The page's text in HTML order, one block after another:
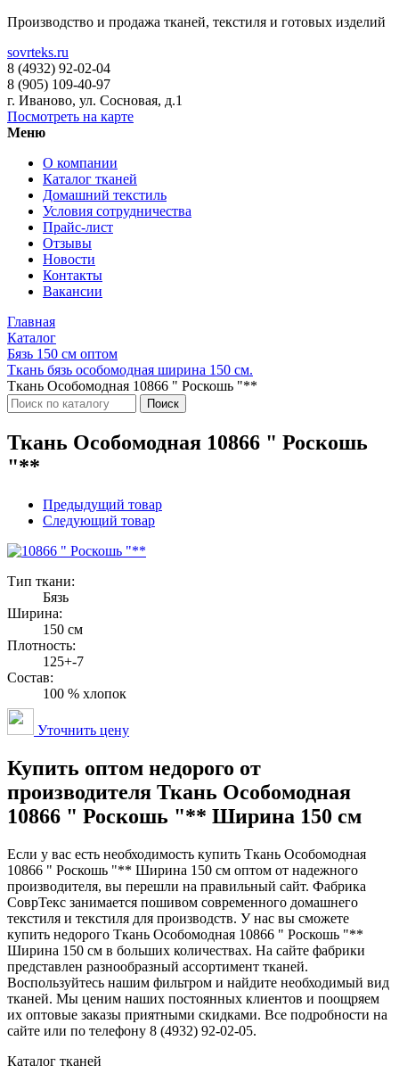
Производство и продажа тканей, текстиля и готовых изделий
sovrteks.ru
8 (4932) 92-02-04
8 (905) 109-40-97
г. Иваново, ул. Сосновая, д.1
Посмотреть на карте
Меню
О компании
Каталог тканей
Домашний текстиль
Условия сотрудничества
Прайс-лист
Отзывы
Новости
Контакты
Вакансии
Главная
Каталог
Бязь 150 см оптом
Ткань бязь особомодная ширина 150 см.
Ткань Особомодная 10866 " Роскошь "**
Поиск
Ткань Особомодная 10866 " Роскошь
"**
Предыдущий товар
Следующий товар
Тип ткани:
Бязь
Ширина:
150 см
Плотность:
125+-7
Состав:
100 % хлопок
Уточнить цену
Купить оптом недорого от
производителя Ткань Особомодная
10866 " Роскошь "** Ширина 150 см
Если у вас есть необходимость купить Ткань Особомодная
10866 " Роскошь "** Ширина 150 см оптом от надежного
производителя, вы перешли на правильный сайт. Фабрика
СоврТекс занимается пошивом современного домашнего
текстиля и текстиля для производств. У нас вы сможете
купить недорого Ткань Особомодная 10866 " Роскошь "**
Ширина 150 см в больших количествах. На сайте фабрики
представлен разнообразный ассортимент тканей.
Воспользуйтесь нашим фильтром и найдите необходимый вид
тканей. Мы ценим наших постоянных клиентов и поощряем
их оптовые заказы приятными скидками. Все подробности на
сайте или по телефону 8 (4932) 92-02-05.
Каталог тканей